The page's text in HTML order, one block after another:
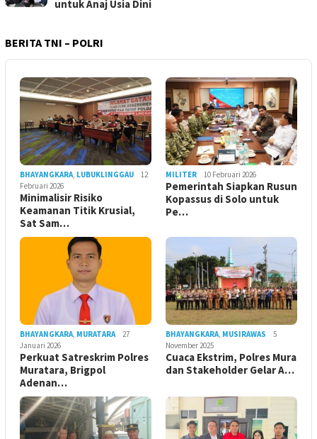
untuk Anaj Usia Dini
BERITA TNI – POLRI
BHAYANGKARA LUBUKLINGGAU
12
Februari 2026
Minimalisir Risiko
Keamanan Titik Krusial,
Sat Sam…
MILITER 10 Februari 2026
Pemerintah Siapkan Rusun
Kopassus di Solo untuk
Pe…
BHAYANGKARA MURATARA
27
Januari 2026
Perkuat Satreskrim Polres
Muratara, Brigpol
Adenan…
BHAYANGKARA MUSIRAWAS
5
November 2025
Cuaca Ekstrim, Polres Mura
dan Stakeholder Gelar A…